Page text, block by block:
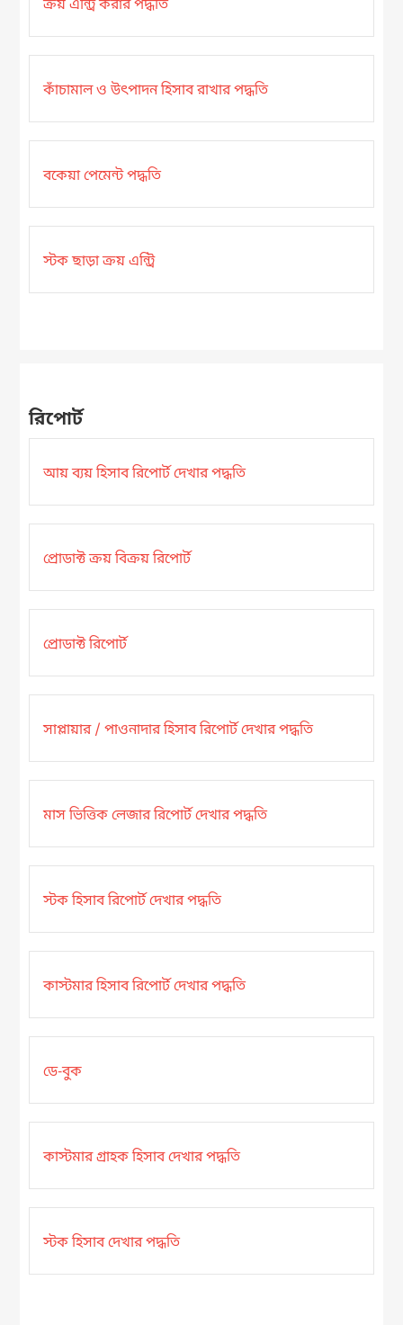
ক্রয় এন্ট্রি করার পদ্ধতি
কাঁচামাল ও উৎপাদন হিসাব রাখার পদ্ধতি
বকেয়া পেমেন্ট পদ্ধতি
স্টক ছাড়া ক্রয় এন্ট্রি
রিপোর্ট
আয় ব্যয় হিসাব রিপোর্ট দেখার পদ্ধতি
প্রোডাক্ট ক্রয় বিক্রয় রিপোর্ট
প্রোডাক্ট রিপোর্ট
সাপ্লায়ার / পাওনাদার হিসাব রিপোর্ট দেখার পদ্ধতি
মাস ভিত্তিক লেজার রিপোর্ট দেখার পদ্ধতি
স্টক হিসাব রিপোর্ট দেখার পদ্ধতি
কাস্টমার হিসাব রিপোর্ট দেখার পদ্ধতি
ডে-বুক
কাস্টমার গ্রাহক হিসাব দেখার পদ্ধতি
স্টক হিসাব দেখার পদ্ধতি